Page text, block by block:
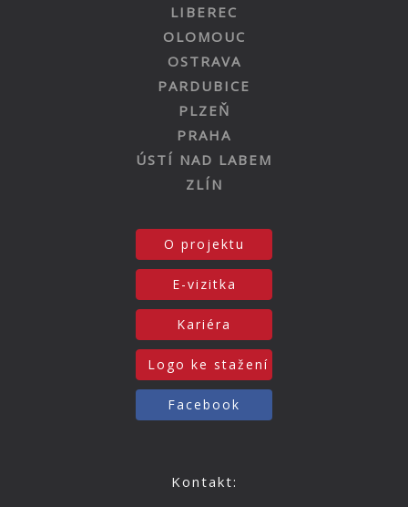
LIBEREC
OLOMOUC
OSTRAVA
PARDUBICE
PLZEŇ
PRAHA
ÚSTÍ NAD LABEM
ZLÍN
O projektu
E-vizitka
Kariéra
Logo ke stažení
Facebook
Kontakt: